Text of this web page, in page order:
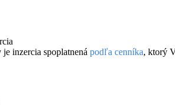
inzercia spoplatnená podľa cenníka, ktorý